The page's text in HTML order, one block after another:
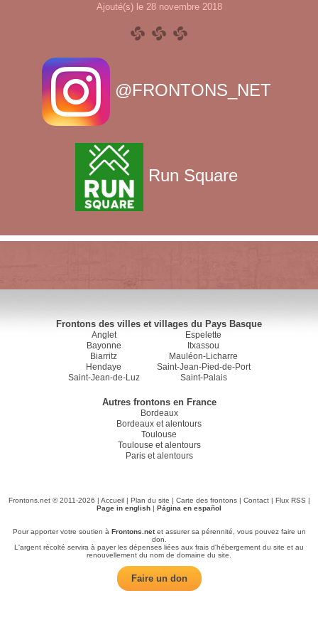
Ajouté(s) le 28 novembre 2018
@FRONTONS_NET
Run Square
Frontons des villes et villages du Pays Basque
Anglet
Bayonne
Biarritz
Hendaye
Saint-Jean-de-Luz
Espelette
Itxassou
Mauléon-Licharre
Saint-Jean-Pied-de-Port
Saint-Palais
Autres frontons en France
Bordeaux
Bordeaux et alentours
Toulouse
Toulouse et alentours
Paris et alentours
Frontons.net © 2011-2026 | Accueil| Plan du site | Carte des frontons| Contact| Flux RSS |
Page in english | Página en español
Pour apporter votre soutien à Frontons.netet assurer sa pérennité, vous pouvez faire un
don.
L'argent récolté servira à payer les dépenses liées aux frais d'hébergement du site et au
renouvellement du nom de domaine du site.
Faire un don